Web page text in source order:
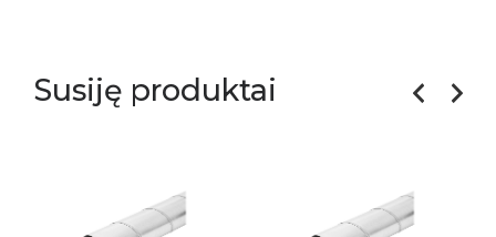
Susiję produktai